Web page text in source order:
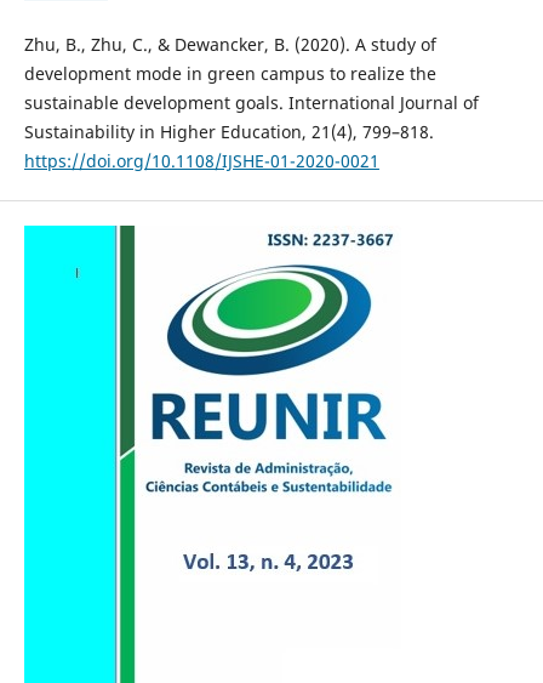
Zhu, B., Zhu, C., & Dewancker, B. (2020). A study of
development mode in green campus to realize the
sustainable development goals. International Journal of
Sustainability in Higher Education, 21(4), 799–818.
https://doi.org/10.1108/IJSHE-01-2020-0021